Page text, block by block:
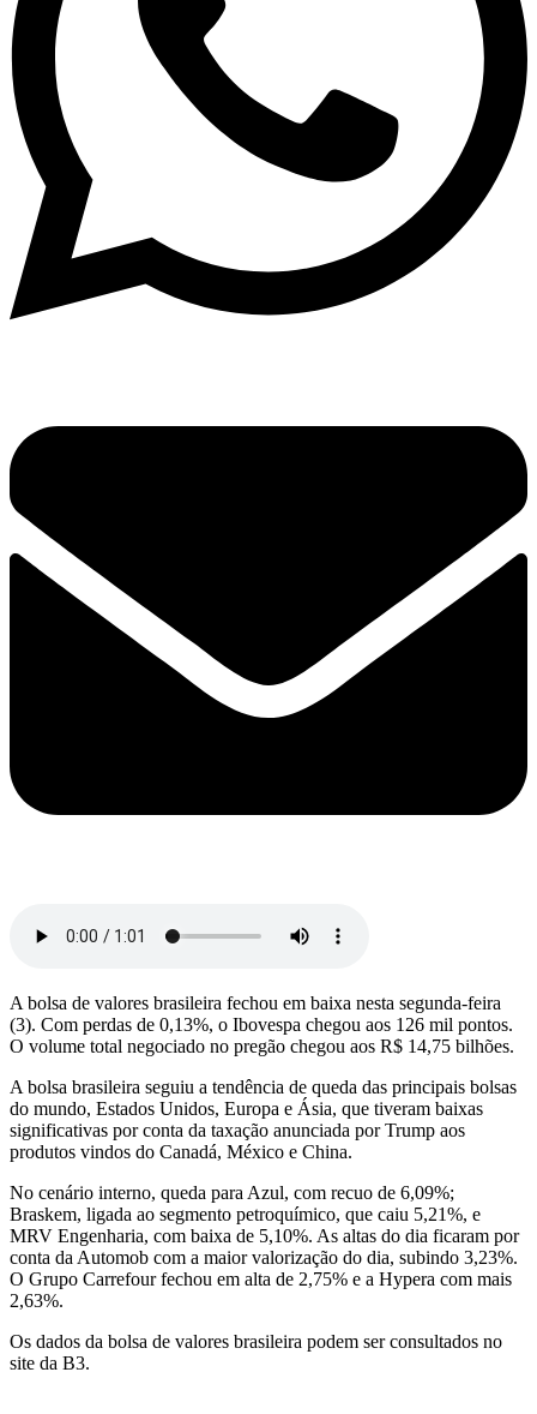
A bolsa de valores brasileira fechou em baixa nesta segunda-feira
(3). Com perdas de 0,13%, o Ibovespa chegou aos 126 mil pontos.
O volume total negociado no pregão chegou aos R$ 14,75 bilhões.
A bolsa brasileira seguiu a tendência de queda das principais bolsas
do mundo, Estados Unidos, Europa e Ásia, que tiveram baixas
significativas por conta da taxação anunciada por Trump aos
produtos vindos do Canadá, México e China.
No cenário interno, queda para Azul, com recuo de 6,09%;
Braskem, ligada ao segmento petroquímico, que caiu 5,21%, e
MRV Engenharia, com baixa de 5,10%. As altas do dia ficaram por
conta da Automob com a maior valorização do dia, subindo 3,23%.
O Grupo Carrefour fechou em alta de 2,75% e a Hypera com mais
2,63%.
Os dados da bolsa de valores brasileira podem ser consultados no
site da B3.